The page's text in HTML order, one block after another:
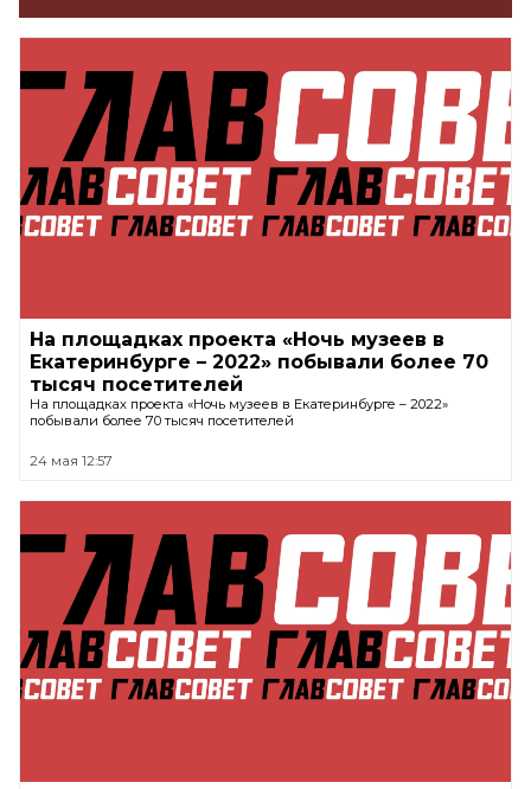
На площадках проекта «Ночь музеев в
Екатеринбурге – 2022» побывали более 70
тысяч посетителей
На площадках проекта «Ночь музеев в Екатеринбурге – 2022»
побывали более 70 тысяч посетителей
24 мая 12:57